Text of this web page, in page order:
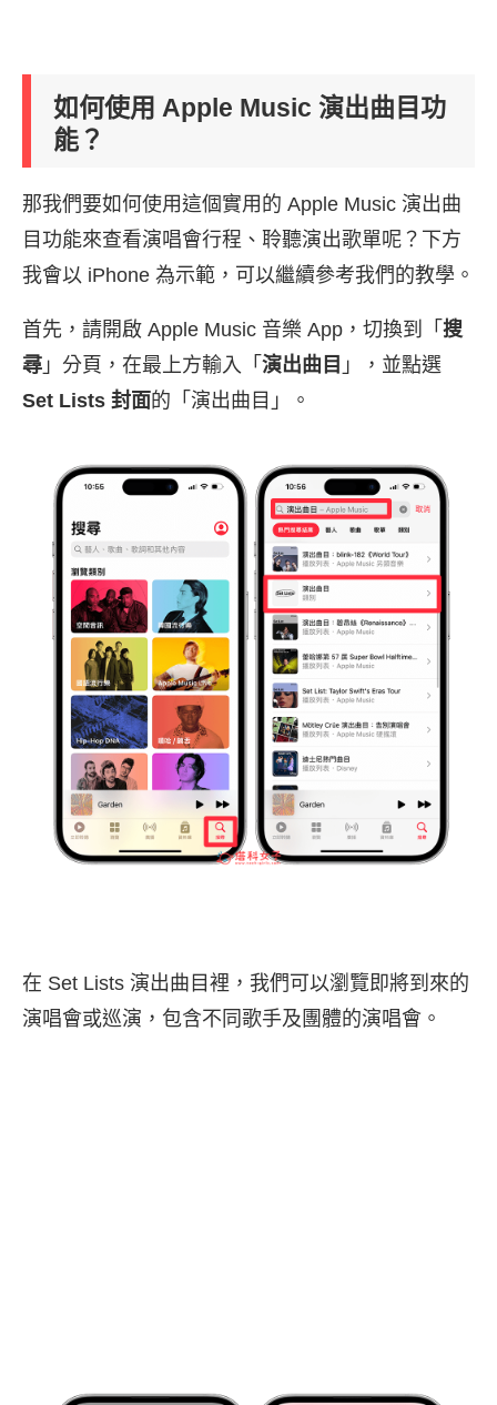
如何使用 Apple Music 演出曲目功
能？
那我們要如何使用這個實用的 Apple Music 演出曲
目功能來查看演唱會行程、聆聽演出歌單呢？下方
我會以 iPhone 為示範，可以繼續參考我們的教學。
首先，請開啟 Apple Music 音樂 App，切換到「 搜
尋 」分頁，在最上方輸入「 演出曲目 」，並點選
Set Lists 封面的「演出曲目」。
在 Set Lists 演出曲目裡，我們可以瀏覽即將到來的
演唱會或巡演，包含不同歌手及團體的演唱會。